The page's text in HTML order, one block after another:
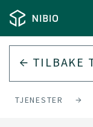
TILBAKE
TJENESTER